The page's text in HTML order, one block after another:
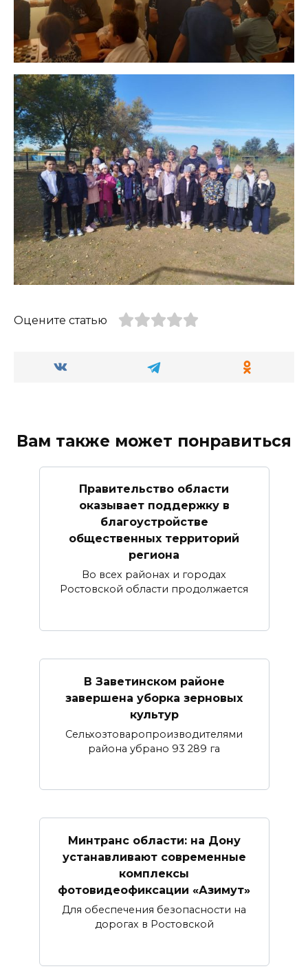
Оцените статью
Вам также может понравиться
Правительство области
оказывает поддержку в
благоустройстве
общественных территорий
региона
Во всех районах и городах
Ростовской области продолжается
В Заветинском районе
завершена уборка зерновых
культур
Сельхозтоваропроизводителями
района убрано 93 289 га
Минтранс области: на Дону
устанавливают современные
комплексы
фотовидеофиксации «Азимут»
Для обеспечения безопасности на
дорогах в Ростовской